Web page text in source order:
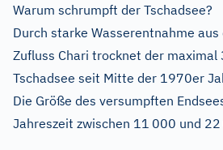
Warum schrumpft der Tschadsee?
Durch starke Wasserentnahme
Zufluss Chari trocknet der maximal
Tschadsee seit Mitte der 1970er
Die Größe des versumpften
Jahreszeit zwischen 11 000 und 22